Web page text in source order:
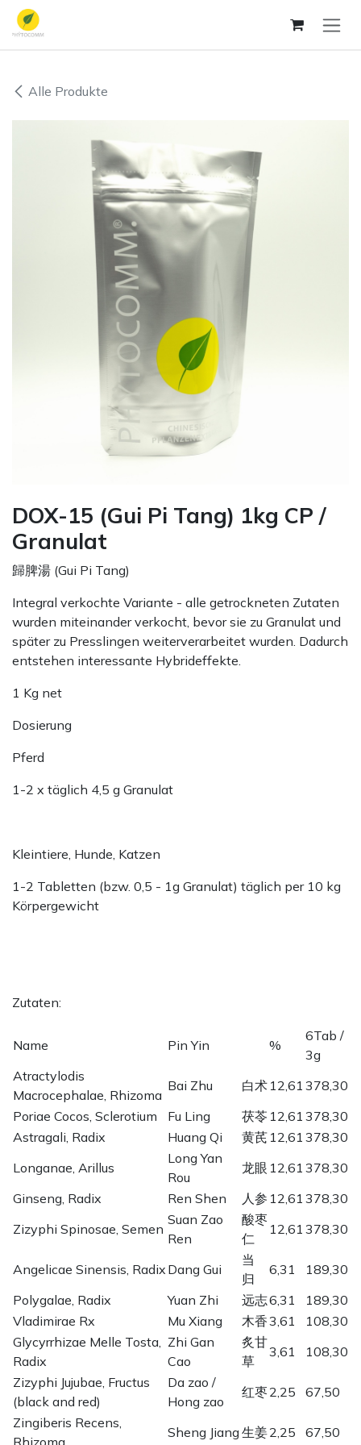
Zum Inhalt springen
Alle Produkte
DOX-15 (Gui Pi Tang) 1kg CP /
Granulat
歸脾湯 (Gui Pi Tang)
Integral verkochte Variante - alle getrockneten Zutaten
wurden miteinander verkocht, bevor sie zu Granulat und
später zu Presslingen weiterverarbeitet wurden. Dadurch
entstehen interessante Hybrideffekte.
1 Kg net
Dosierung
Pferd
1-2 x täglich 4,5 g Granulat
Kleintiere, Hunde, Katzen
1-2 Tabletten (bzw. 0,5 - 1g Granulat) täglich per 10 kg
Körpergewicht
Zutaten:
Name Pin Yin %
6Tab /
3g
Atractylodis
Macrocephalae, Rhizoma
Bai Zhu 白术 12,61 378,30
Poriae Cocos, Sclerotium
Fu Ling 茯苓 12,61 378,30
Astragali, Radix
Huang Qi 黄芪 12,61 378,30
Longanae, Arillus
Long Yan
Rou
龙眼 12,61 378,30
Ginseng, Radix
Ren Shen 人参 12,61 378,30
Zizyphi Spinosae, Semen
Suan Zao
Ren
酸枣
仁
12,61 378,30
Angelicae Sinensis, Radix Dang Gui
当
归
6,31
189,30
Polygalae, Radix
Yuan Zhi 远志6,31
189,30
Vladimirae Rx
Mu Xiang 木香3,61
108,30
Glycyrrhizae Melle Tosta,
Radix
Zhi Gan
Cao
炙甘
草
3,61
108,30
Zizyphi Jujubae, Fructus
(black and red)
Da zao /
Hong zao
红枣 2,25
67,50
Zingiberis Recens,
Rhizoma
Sheng Jiang 生姜2,25 67,50